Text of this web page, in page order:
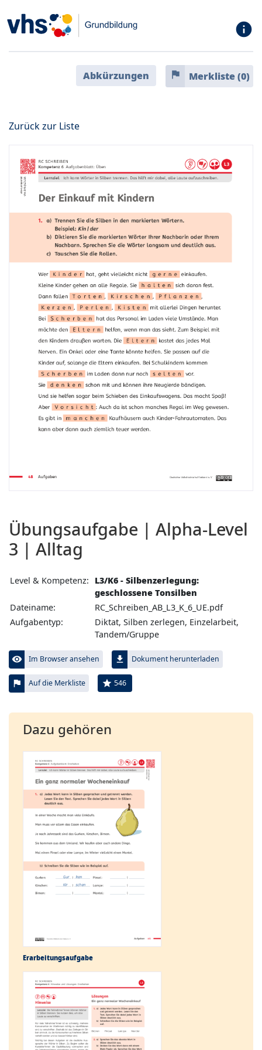
info
Abkürzungen flag Merkliste (0)
Zurück zur Liste
Übungs­aufgabe | Alpha-Level
3 | Alltag
Level & Kompetenz:
L3/K6 - Silbenzerlegung:
geschlossene Tonsilben
Dateiname:
RC_Schreiben_AB_L3_K_6_UE.pdf
Aufgabentyp:
Diktat, Silben zerlegen, Einzelarbeit,
Tandem/Gruppe
visibility Im Browser ansehen file_download Dokument herunterladen
flag Auf die Merkliste star 546
Dazu gehören
Erarbeitungs­aufgabe